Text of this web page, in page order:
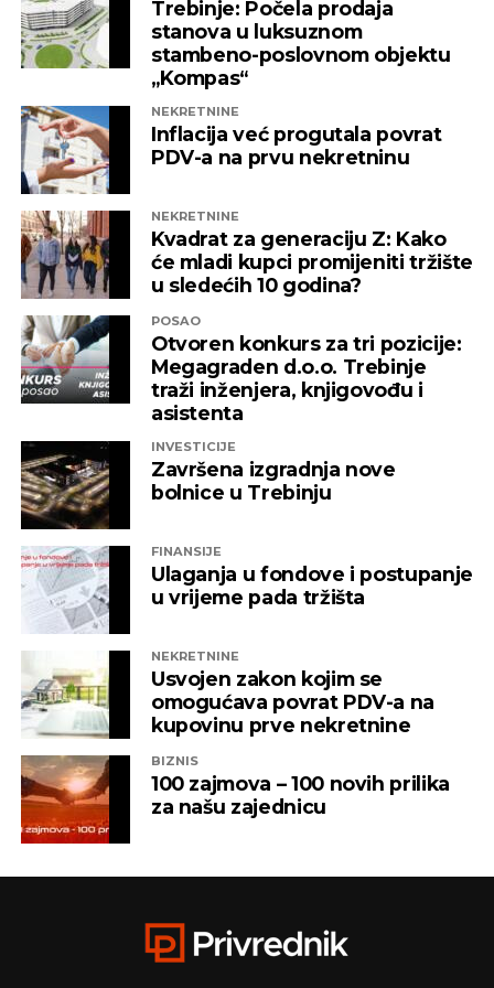
Trebinje: Počela prodaja
stanova u luksuznom
stambeno-poslovnom objektu
„Kompas“
NEKRETNINE
Inflacija već progutala povrat
PDV-a na prvu nekretninu
NEKRETNINE
Kvadrat za generaciju Z: Kako
će mladi kupci promijeniti tržište
u sledećih 10 godina?
POSAO
Otvoren konkurs za tri pozicije:
Megagraden d.o.o. Trebinje
traži inženjera, knjigovođu i
asistenta
INVESTICIJE
Završena izgradnja nove
bolnice u Trebinju
FINANSIJE
Ulaganja u fondove i postupanje
u vrijeme pada tržišta
NEKRETNINE
Usvojen zakon kojim se
omogućava povrat PDV-a na
kupovinu prve nekretnine
BIZNIS
100 zajmova – 100 novih prilika
za našu zajednicu